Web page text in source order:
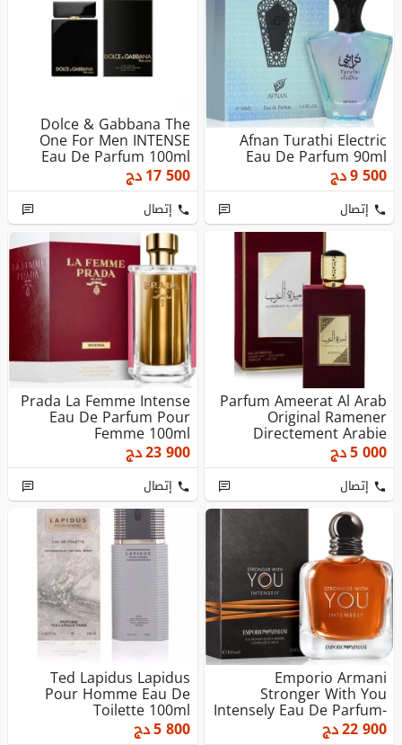
Afnan Turathi Electric
Eau De Parfum 90ml
9 500دج
إتصال
Dolce & Gabbana The
One For Men INTENSE
Eau De Parfum 100ml
17 500دج
إتصال
Parfum Ameerat Al Arab
Original Ramener
Directement Arabie
Saoudite Or...
5 000دج
إتصال
Prada La Femme Intense
Eau De Parfum Pour
Femme 100ml
23 900دج
إتصال
Emporio Armani
Stronger With You
Intensely Eau De Parfum-
100ml
22 900دج
Ted Lapidus Lapidus
Pour Homme Eau De
Toilette 100ml
5 800دج